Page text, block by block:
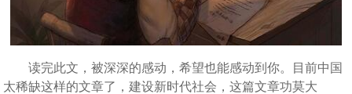
读完此文，被深深的感动，希望也能感动到你。目前中国
太稀缺这样的文章了，建设新时代社会，这篇文章功莫大